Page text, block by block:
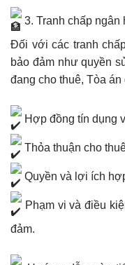
3. Tranh chấp ngân
Đối với các tranh
bảo đảm như quyền
đang cho thuê, Tòa
Hợp đồng tín dụng
Thỏa thuận cho
Quyền và lợi ích
Phạm vi và điều
đảm.